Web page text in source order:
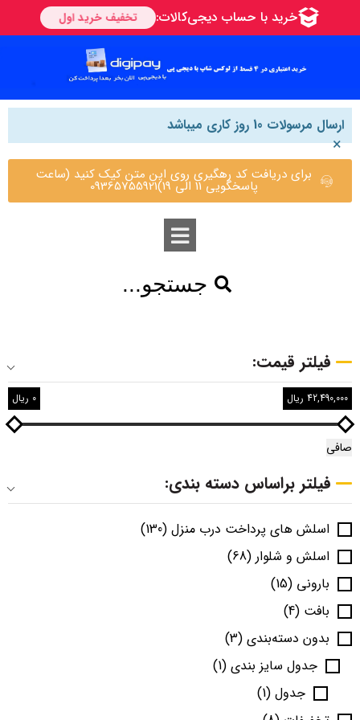
ارسال مرسولات 10 روز کاری میباشد
×
برای دریافت کد رهگیری روی این متن کیک کنید (ساعت
پاسخگویی 11 الی 19)09365755921
جستجو...
فیلتر قیمت:
صافی
0 ریال 42,490,000 ریال
فیلتر براساس دسته بندی:
اسلش های پرداخت درب منزل (130)
اسلش و شلوار (68)
بارونی (15)
بافت (4)
بدون دسته‌بندی (3)
جدول سایز بندی (1)
جدول (1)